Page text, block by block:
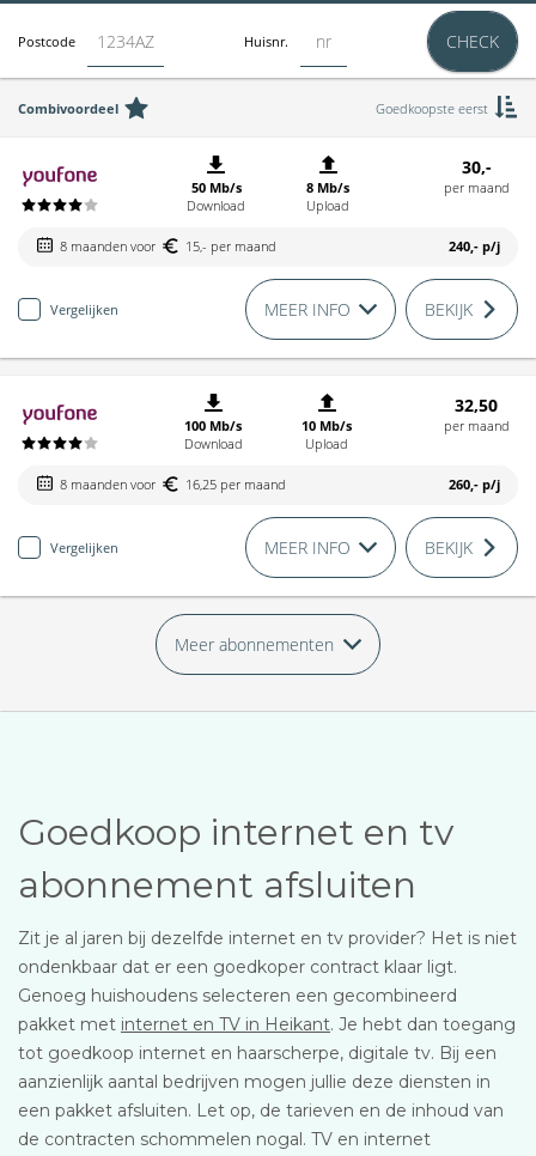
Postcode Huisnr. CHECK
Combivoordeel Goedkoopste eerst
50 Mb/s
Download
8 Mb/s
Upload
30,-
per maand
8 maanden voor 15,- per maand 240,- p/j
Vergelijken MEER INFO BEKIJK
100 Mb/s
Download
10 Mb/s
Upload
32,50
per maand
8 maanden voor 16,25 per maand 260,- p/j
Vergelijken MEER INFO BEKIJK
Meer abonnementen
Goedkoop internet en tv
abonnement afsluiten
Zit je al jaren bij dezelfde internet en tv provider? Het is niet
ondenkbaar dat er een goedkoper contract klaar ligt.
Genoeg huishoudens selecteren een gecombineerd
pakket met internet en TV in Heikant. Je hebt dan toegang
tot goedkoop internet en haarscherpe, digitale tv. Bij een
aanzienlijk aantal bedrijven mogen jullie deze diensten in
een pakket afsluiten. Let op, de tarieven en de inhoud van
de contracten schommelen nogal. TV en internet